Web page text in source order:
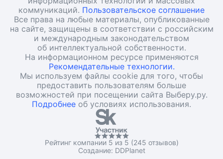
коммуникаций. Пользовательское соглашение
Все права на любые материалы, опубликованные
на сайте, защищены в соответствии с российским
и международным законодательством
об интеллектуальной собственности.
На информационном ресурсе применяются
Рекомендательные технологии.
Мы используем файлы cookie для того, чтобы
предоставить пользователям больше
возможностей при посещении сайта Выберу.ру.
Подробнее об условиях использования.
Рейтинг компании 5 из 5 (245 отзывов)
Создание: DDPlanet